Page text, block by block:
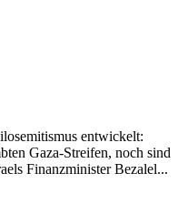
entwickelt:
Gaza-Streifen, noch sind
Finanzminister Bezalel...